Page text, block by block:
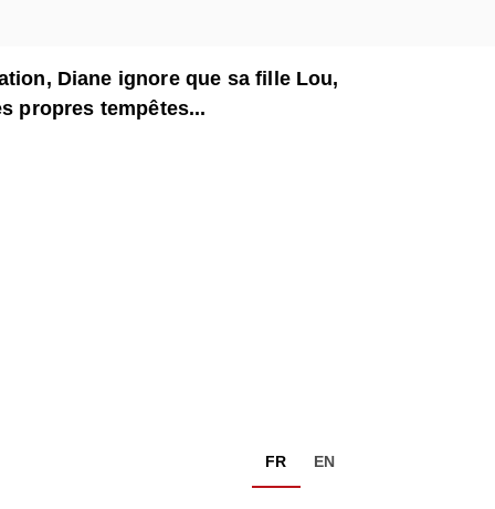
Diane ignore que sa fille Lou,
propres tempêtes...
FR EN